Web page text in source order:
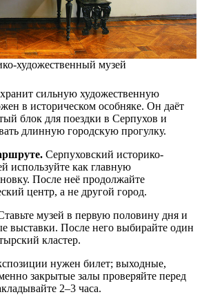
художественный музей
сильную художественную
в историческом особняке. Он даёт
блок для поездки в Серпухов и
длинную городскую прогулку.
Серпуховский историко-
используйте как главную
После неё продолжайте
центр, а не другой город.
музей в первую половину дня и
выставки. После него выбирайте один
кластер.
нужен билет; выходные,
закрытые залы проверяйте перед
2–3 часа.